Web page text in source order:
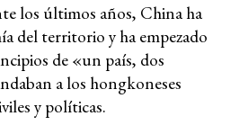
los últimos años, China ha
del territorio y ha empezado
de «un país, dos
a los hongkoneses
y políticas.